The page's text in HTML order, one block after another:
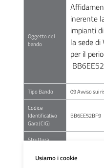
Oggetto del
bando
inerente
impianti
la sede di
per il
Tipo Bando
09 Avviso sui
Codice
Identificativo
Gara (CIG)
BB6EE52BF9
Struttura
Procedura di
Usiamo i cookie